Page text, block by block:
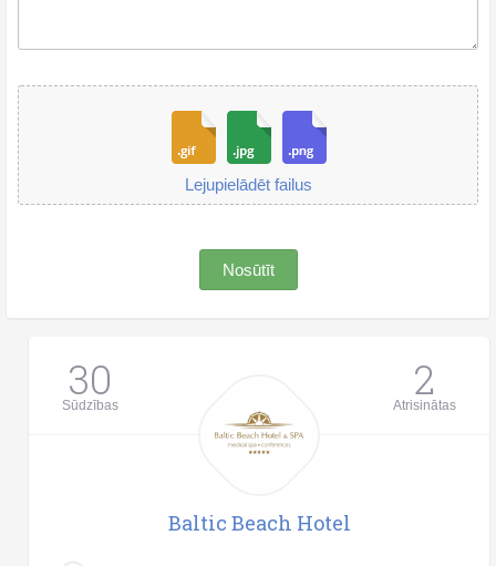
Lejupielādēt failus
Nosūtīt
30
Sūdzības 2
Atrisinātas
Baltic Beach Hotel